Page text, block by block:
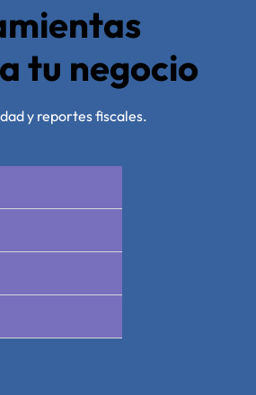
tu negocio
y reportes fiscales.